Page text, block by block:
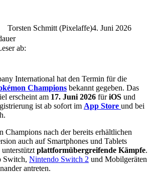
Torsten Schmitt (Pixelaffe)4. Juni 2026
ab:
International hat den Termin für die
Champions bekannt gegeben. Das
erscheint am 17. Juni 2026 füriOS und
ist ab sofort im App Store und bei
Champions nach der bereits erhältlichen
auch auf Smartphones und Tablets
plattformübergreifende Kämpfe.
Switch, Nintendo Switch 2 und Mobilgeräten
antreten.